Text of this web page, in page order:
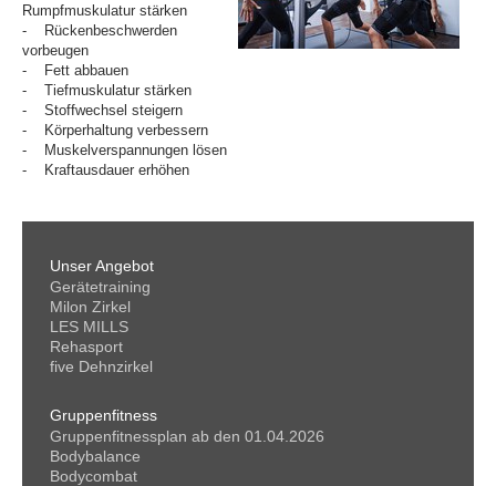
STUDIO-RUNDGANG
AKTUELLES
KONTAKT
Rumpfmuskulatur stärken
- Rückenbeschwerden
vorbeugen
- Fett abbauen
- Tiefmuskulatur stärken
- Stoffwechsel steigern
- Körperhaltung verbessern
- Muskelverspannungen lösen
- Kraftausdauer erhöhen
Unser Angebot
Gerätetraining
Milon Zirkel
LES MILLS
Rehasport
five Dehnzirkel
Gruppenfitness
Gruppenfitnessplan ab den 01.04.2026
Bodybalance
Bodycombat